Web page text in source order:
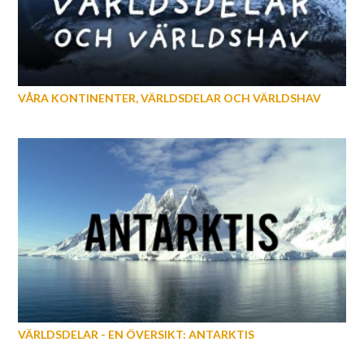
VÅRA KONTINENTER, VÄRLDSDELAR OCH VÄRLDSHAV
VÄRLDSDELAR - EN ÖVERSIKT: ANTARKTIS